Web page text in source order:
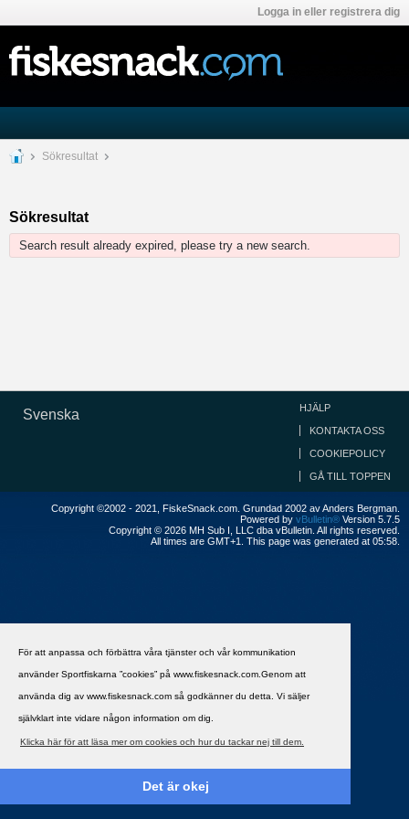
För att anpassa och förbättra våra tjänster och vår kommunikation
använder Sportfiskarna ”cookies” på www.fiskesnack.com.Genom att
använda dig av www.fiskesnack.com så godkänner du detta. Vi säljer
självklart inte vidare någon information om dig.
Klicka här för att läsa mer om cookies och hur du tackar nej till dem.
Det är okej
Logga in eller registrera dig
Sökresultat
Sökresultat
Search result already expired, please try a new search.
Svenska HJÄLP
KONTAKTA OSS
COOKIEPOLICY
GÅ TILL TOPPEN
Copyright ©2002 - 2021, FiskeSnack.com. Grundad 2002 av Anders Bergman.
Powered by vBulletin® Version 5.7.5
Copyright © 2026 MH Sub I, LLC dba vBulletin. All rights reserved.
All times are GMT+1. This page was generated at 05:58.